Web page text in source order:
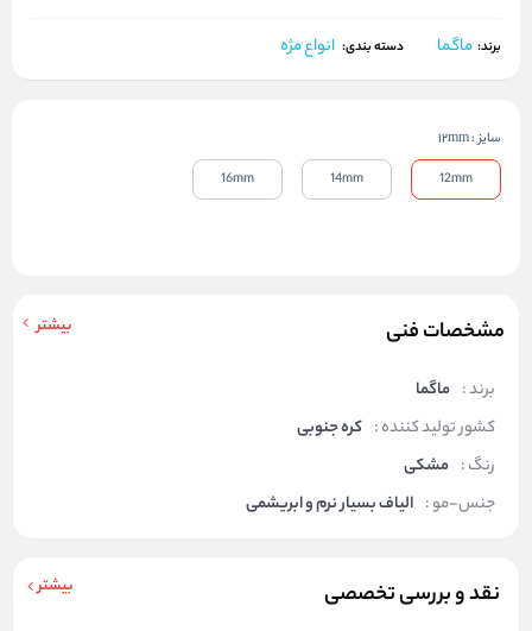
برند: ماگما دسته بندی: انواع مژه
مشخصات فنی بیشتر
برند : ماگما
کشور تولید کننده : کره جنوبی
رنگ : مشکی
جنس-مو : الیاف بسیار نرم و ابریشمی
نقد و بررسی تخصصی بیشتر
سایز :
12mm
12mm
14mm
16mm